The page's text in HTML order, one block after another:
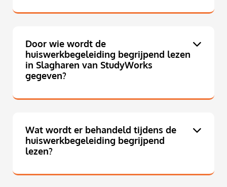
Door wie wordt de
huiswerkbegeleiding begrijpend lezen
in Slagharen van StudyWorks
gegeven?
Wat wordt er behandeld tijdens de
huiswerkbegeleiding begrijpend
lezen?